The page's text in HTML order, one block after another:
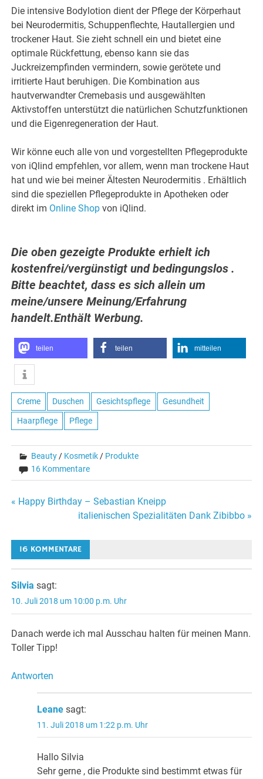
Die intensive Bodylotion dient der Pflege der Körperhaut
bei Neurodermitis, Schuppenflechte, Hautallergien und
trockener Haut. Sie zieht schnell ein und bietet eine
optimale Rückfettung, ebenso kann sie das
Juckreizempfinden vermindern, sowie gerötete und
irritierte Haut beruhigen. Die Kombination aus
hautverwandter Cremebasis und ausgewählten
Aktivstoffen unterstützt die natürlichen Schutzfunktionen
und die Eigenregeneration der Haut.
Wir könne euch alle von und vorgestellten Pflegeprodukte
von iQlind empfehlen, vor allem, wenn man trockene Haut
hat und wie bei meiner Ältesten Neurodermitis . Erhältlich
sind die speziellen Pflegeprodukte in Apotheken oder
direkt im Online Shop von iQlind.
Die oben gezeigte Produkte erhielt ich
kostenfrei/vergünstigt und bedingungslos .
Bitte beachtet, dass es sich allein um
meine/unsere Meinung/Erfahrung
handelt.Enthält Werbung.
teilen teilen mitteilen
Creme Duschen Gesichtspflege Gesundheit
Haarpflege Pflege
Beauty/ Kosmetik/ Produkte
16 Kommentare
Beitragsnavigation
« Happy Birthday – Sebastian Kneipp
italienischen Spezialitäten Dank Zibibbo »
16 KOMMENTARE
Silvia sagt:
10. Juli 2018 um 10:00 p.m. Uhr
Danach werde ich mal Ausschau halten für meinen Mann.
Toller Tipp!
Antworten
Leane sagt:
11. Juli 2018 um 1:22 p.m. Uhr
Hallo Silvia
Sehr gerne , die Produkte sind bestimmt etwas für